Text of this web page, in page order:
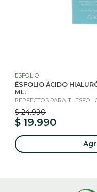
ÉSFOLIO
ÉSFOLIO ÁCIDO
ML.
PERFECTOS PARA TI.
$ 24.990
$ 19.990